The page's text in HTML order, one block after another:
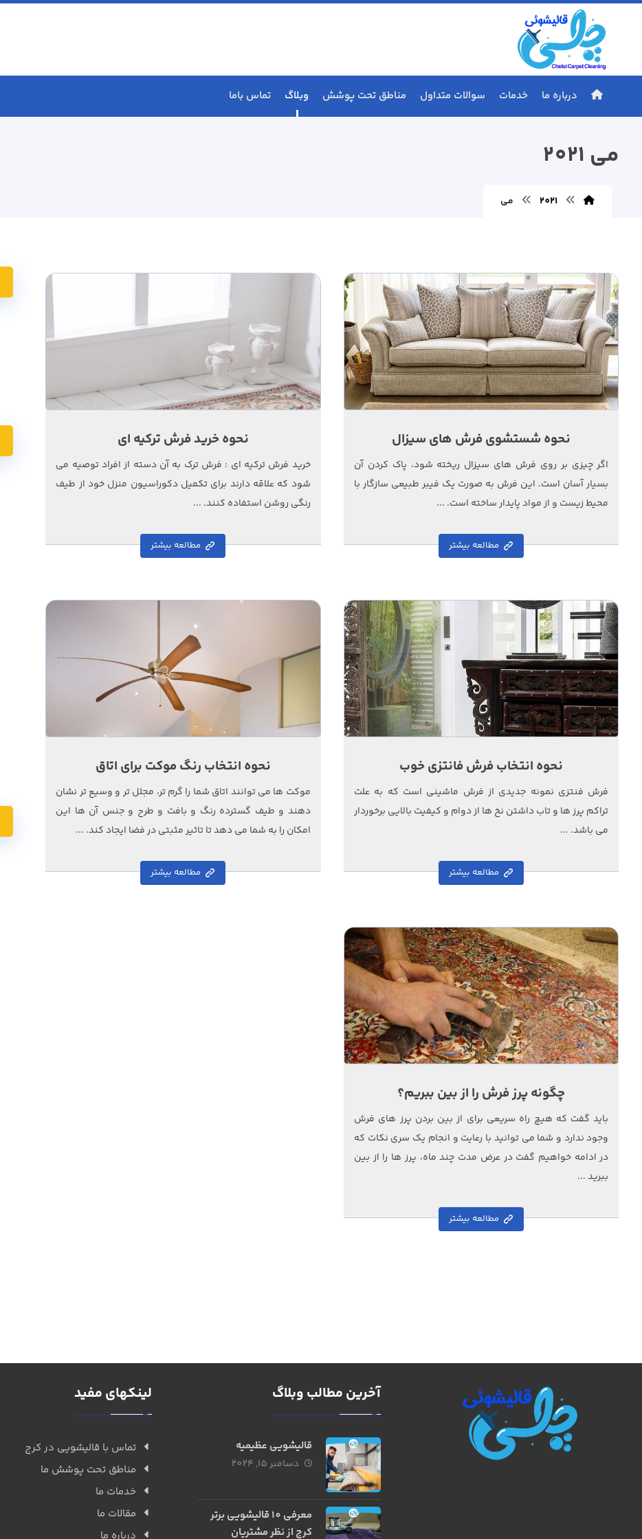
درباره ما خدمات سوالات متداول مناطق تحت پوشش وبلاگ تماس باما
می 2021
2021 می
نحوه شستشوی فرش های سیزال
اگر چیزی بر روی فرش های سیزال ریخته شود، پاک کردن آن
بسیار آسان است. این فرش به صورت یک فیبر طبیعی سازگار با
محیط زیست و از مواد پایدار ساخته است. ...
مطالعه بیشتر
نحوه خرید فرش ترکیه ای
خرید فرش ترکیه ای : فرش ترک به آن دسته از افراد توصیه می
شود که علاقه دارند برای تکمیل دکوراسیون منزل خود از طیف
رنگی روشن استفاده کنند. ...
مطالعه بیشتر
نحوه انتخاب فرش فانتزی خوب
فرش فنتزی نمونه جدیدی از فرش ماشینی است که به علت
تراکم پرز ها و تاب داشتن نخ ها از دوام و کیفیت بالایی برخوردار
می باشد. ...
مطالعه بیشتر
نحوه انتخاب رنگ موکت برای اتاق
موکت ها می توانند اتاق شما را گرم تر، مجلل تر و وسیع تر نشان
دهند و طیف گسترده رنگ و بافت و طرح و جنس آن ها این
امکان را به شما می دهد تا تاثیر مثبتی در فضا ایجاد کند. ...
مطالعه بیشتر
چگونه پرز فرش را از بین ببریم؟
باید گفت که هیچ راه سریعی برای از بین بردن پرز های فرش
وجود ندارد و شما می توانید با رعایت و انجام یک سری نکات که
در ادامه خواهیم گفت در عرض مدت چند ماه، پرز ها را از بین
ببرید ...
مطالعه بیشتر
آخرین مطالب وبلاگ
قالیشویی عظیمیه
دسامبر 15, 2024
معرفی 10 قالیشویی برتر
کرج از نظر مشتریان
لینکهای مفید
تماس با قالیشویی در کرج
مناطق تحت پوشش ما
خدمات ما
مقالات ما